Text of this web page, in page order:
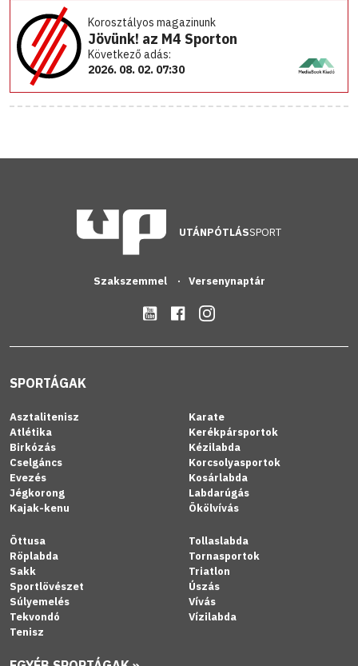
Korosztályos magazinunk
Jövünk! az M4 Sporton
Következő adás:
2026. 08. 02. 07:30
UTÁNPÓTLÁSSPORT
Szakszemmel Versenynaptár
SPORTÁGAK
Asztalitenisz
Atlétika
Birkózás
Cselgáncs
Evezés
Jégkorong
Kajak-kenu
Karate
Kerékpársportok
Kézilabda
Korcsolyasportok
Kosárlabda
Labdarúgás
Ökölvívás
Öttusa
Röplabda
Sakk
Sportlövészet
Súlyemelés
Tekvondó
Tenisz
Tollaslabda
Tornasportok
Triatlon
Úszás
Vívás
Vízilabda